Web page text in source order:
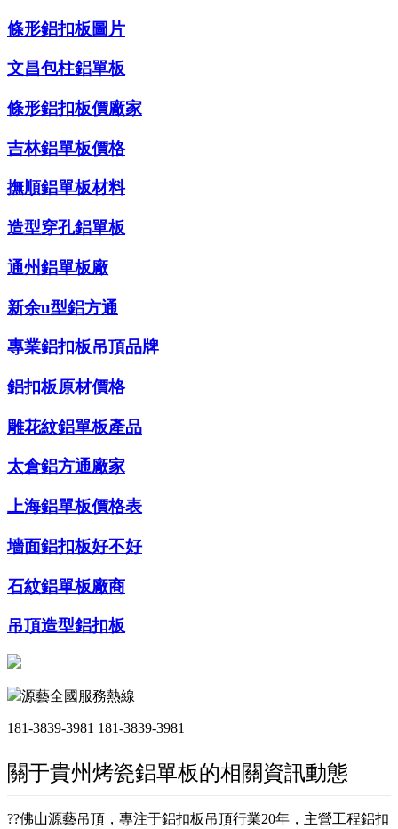
條形鋁扣板圖片
文昌包柱鋁單板
條形鋁扣板價廠家
吉林鋁單板價格
撫順鋁單板材料
造型穿孔鋁單板
通州鋁單板廠
新余u型鋁方通
專業鋁扣板吊頂品牌
鋁扣板原材價格
雕花紋鋁單板產品
太倉鋁方通廠家
上海鋁單板價格表
墻面鋁扣板好不好
石紋鋁單板廠商
吊頂造型鋁扣板
源藝全國服務熱線
181-3839-3981 181-3839-3981
關于貴州烤瓷鋁單板的相關資訊動態
??佛山源藝吊頂，專注于鋁扣板吊頂行業20年，主營工程鋁扣